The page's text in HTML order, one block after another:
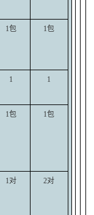
1包 1包
1 1
1包 1包
1对 2对